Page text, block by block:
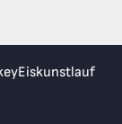
Eiskunstlauf